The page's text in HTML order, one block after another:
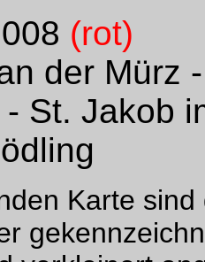
(rot)
der Mürz
St. Jakob
Karte